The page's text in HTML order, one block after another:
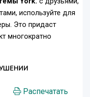
используйте для
Это придаст
многократно
Распечатать